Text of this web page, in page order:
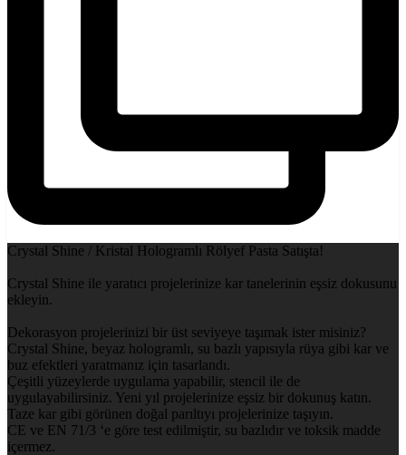
Crystal Shine / Kristal Hologramlı Rölyef Pasta Satışta!
Crystal Shine ile yaratıcı projelerinize kar tanelerinin eşsiz dokusunu
ekleyin.
Dekorasyon projelerinizi bir üst seviyeye taşımak ister misiniz?
Crystal Shine, beyaz hologramlı, su bazlı yapısıyla rüya gibi kar ve
buz efektleri yaratmanız için tasarlandı.
Çeşitli yüzeylerde uygulama yapabilir, stencil ile de
uygulayabilirsiniz. Yeni yıl projelerinize eşsiz bir dokunuş katın.
Taze kar gibi görünen doğal parıltıyı projelerinize taşıyın.
CE ve EN 71/3 ‘e göre test edilmiştir, su bazlıdır ve toksik madde
içermez.